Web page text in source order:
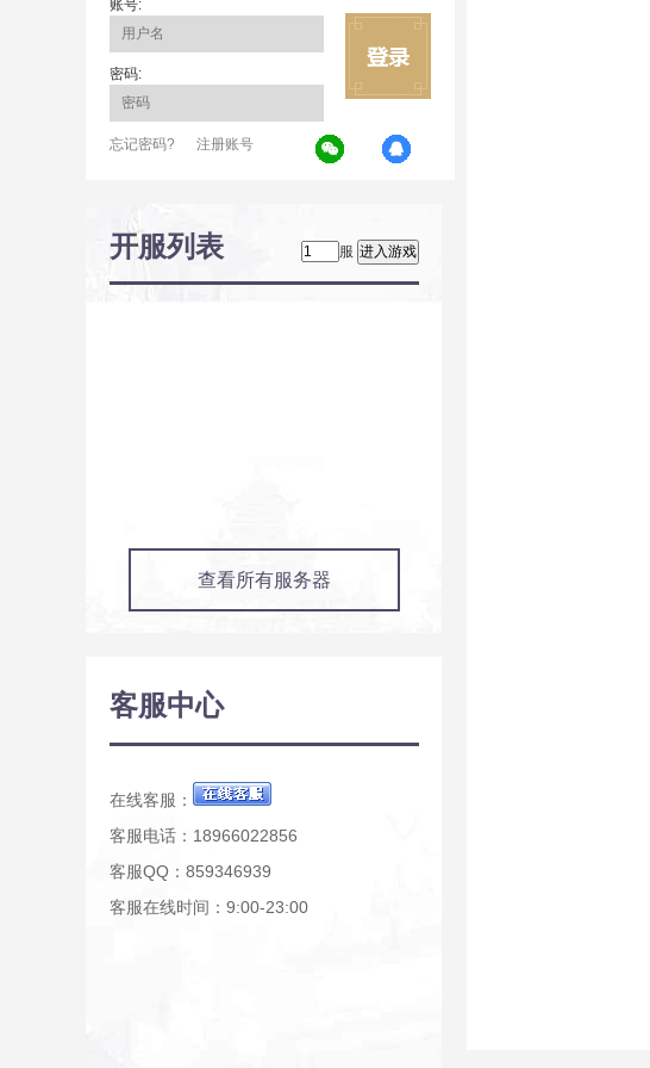
账号:
密码:
忘记密码? 注册账号
开服列表 服
查看所有服务器
客服中心
在线客服：
客服电话：18966022856
客服QQ：859346939
客服在线时间：9:00-23:00